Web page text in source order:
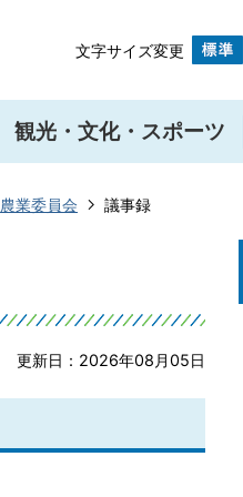
文字サイズ変更
観光・文化・スポーツ
農業委員会 議事録
更新日：2026年08月05日